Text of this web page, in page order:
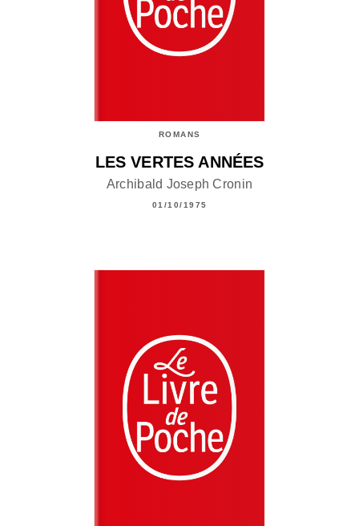
ROMANS
LES VERTES ANNÉES
Archibald Joseph Cronin
01/10/1975